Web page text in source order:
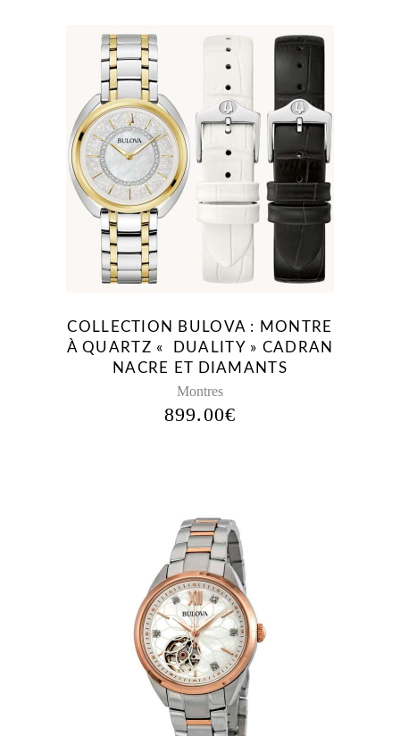
COLLECTION BULOVA : MONTRE
À QUARTZ « DUALITY » CADRAN
NACRE ET DIAMANTS
Montres
899.00€